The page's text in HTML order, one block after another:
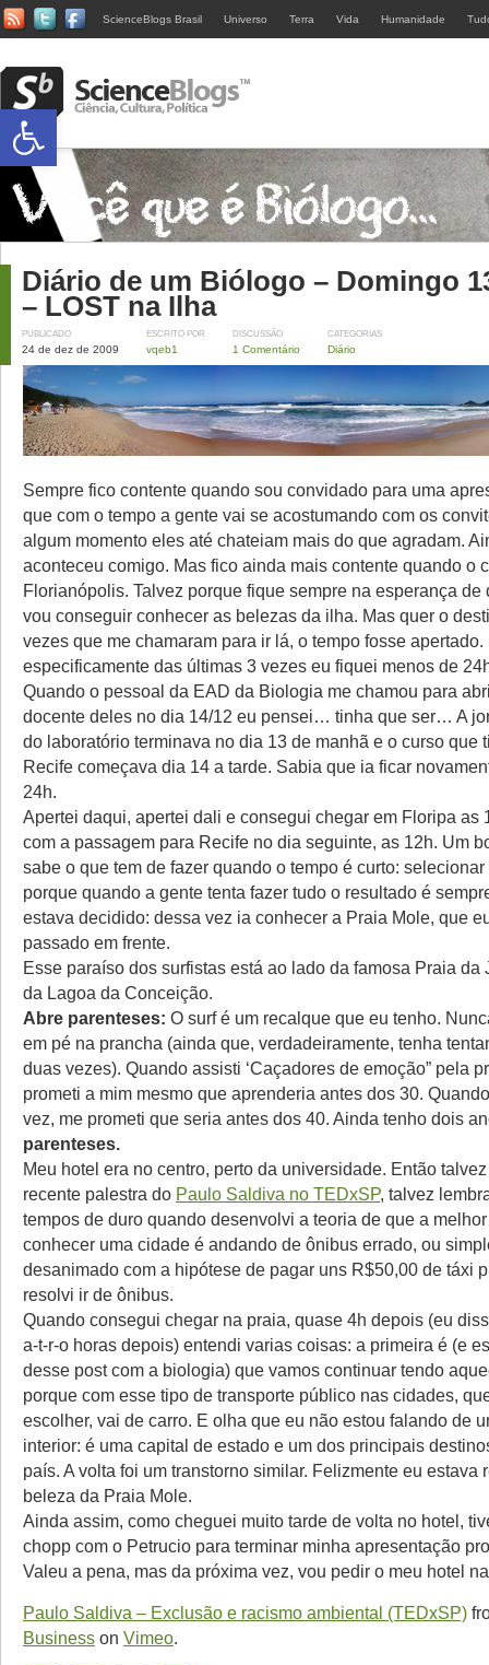
ScienceBlogs Brasil Universo Terra Vida Humanidade
Diário de um Biólogo – Domingo
– LOST na Ilha
PUBLICADO
24 de dez de 2009
ESCRITO POR
vqeb1
DISCUSSÃO
1 Comentário
CATEGORIAS
Diário
Sempre fico contente quando sou convidado para uma
que com o tempo a gente vai se acostumando com os
algum momento eles até chateiam mais do que agradam.
aconteceu comigo. Mas fico ainda mais contente quando o
Florianópolis. Talvez porque fique sempre na esperança de
vou conseguir conhecer as belezas da ilha. Mas quer o
vezes que me chamaram para ir lá, o tempo fosse apertado.
especificamente das últimas 3 vezes eu fiquei menos de
Quando o pessoal da EAD da Biologia me chamou para
docente deles no dia 14/12 eu pensei… tinha que ser… A
do laboratório terminava no dia 13 de manhã e o curso que
Recife começava dia 14 a tarde. Sabia que ia ficar
24h.
Apertei daqui, apertei dali e consegui chegar em Floripa as
com a passagem para Recife no dia seguinte, as 12h. Um
sabe o que tem de fazer quando o tempo é curto:
porque quando a gente tenta fazer tudo o resultado é
estava decidido: dessa vez ia conhecer a Praia Mole, que
passado em frente.
Esse paraíso dos surfistas está ao lado da famosa Praia da
da Lagoa da Conceição.
Abre parenteses: O surf é um recalque que eu tenho.
em pé na prancha (ainda que, verdadeiramente, tenha
duas vezes). Quando assisti ‘Caçadores de emoção” pela
prometi a mim mesmo que aprenderia antes dos 30.
vez, me prometi que seria antes dos 40. Ainda tenho dois
parenteses.
Meu hotel era no centro, perto da universidade. Então
recente palestra do Paulo Saldiva no TEDxSP, talvez
tempos de duro quando desenvolvi a teoria de que a
conhecer uma cidade é andando de ônibus errado, ou
desanimado com a hipótese de pagar uns R$50,00 de táxi
resolvi ir de ônibus.
Quando consegui chegar na praia, quase 4h depois (eu
a-t-r-o horas depois) entendi varias coisas: a primeira é (e
desse post com a biologia) que vamos continuar tendo
porque com esse tipo de transporte público nas cidades,
escolher, vai de carro. E olha que eu não estou falando de
interior: é uma capital de estado e um dos principais
país. A volta foi um transtorno similar. Felizmente eu estava
beleza da Praia Mole.
Ainda assim, como cheguei muito tarde de volta no hotel,
chopp com o Petrucio para terminar minha apresentação
Valeu a pena, mas da próxima vez, vou pedir o meu hotel
Paulo Saldiva – Exclusão e racismo ambiental (TEDxSP)
Business on Vimeo.
Abrir a barra de ferramentas